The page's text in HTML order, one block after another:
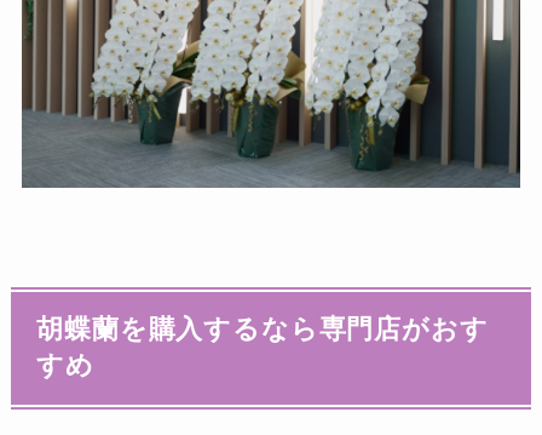
胡蝶蘭を購入するなら専門店がおす
すめ